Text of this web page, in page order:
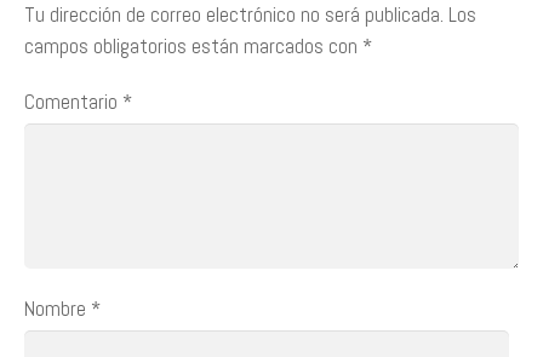
Tu dirección de correo electrónico no será publicada. Los
campos obligatorios están marcados con *
Comentario *
Nombre *